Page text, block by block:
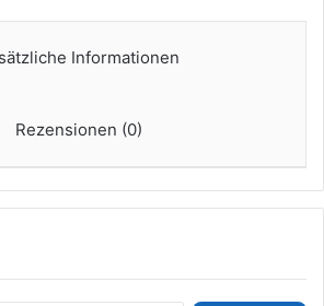
Informationen
Rezensionen (0)